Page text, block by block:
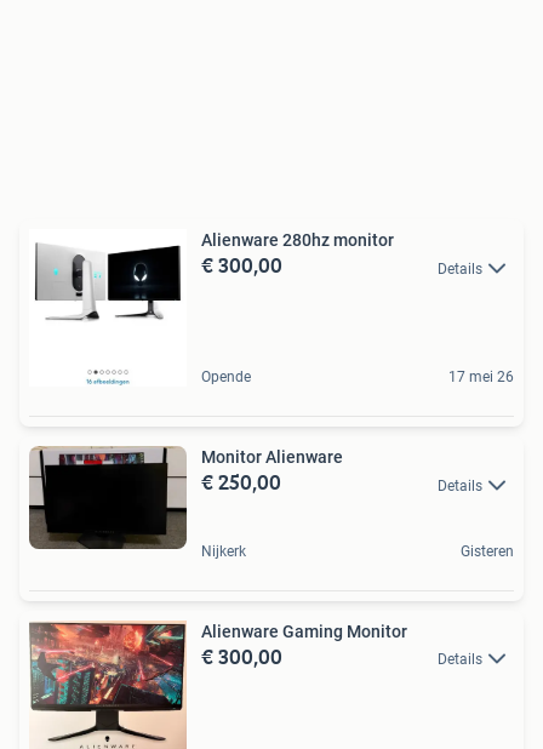
Alienware 280hz monitor
€ 300,00 Details
Opende 17 mei 26
Monitor Alienware
€ 250,00 Details
Nijkerk Gisteren
Alienware Gaming Monitor
€ 300,00 Details